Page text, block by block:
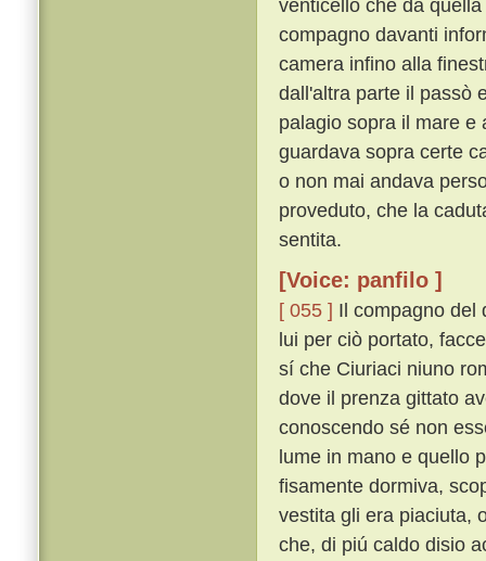
venticello che da
compagno davanti
camera infino alla
dall'altra parte il passò
palagio sopra il mare e
guardava sopra certe
o non mai andava
proveduto, che la
sentita.
[Voice: panfilo ]
[ 055 ] Il compagno del
lui per ciò portato,
sí che Ciuriaci niuno
dove il prenza gittato
conoscendo sé non
lume in mano e quello
fisamente dormiva,
vestita gli era piaciuta,
che, di piú caldo disio